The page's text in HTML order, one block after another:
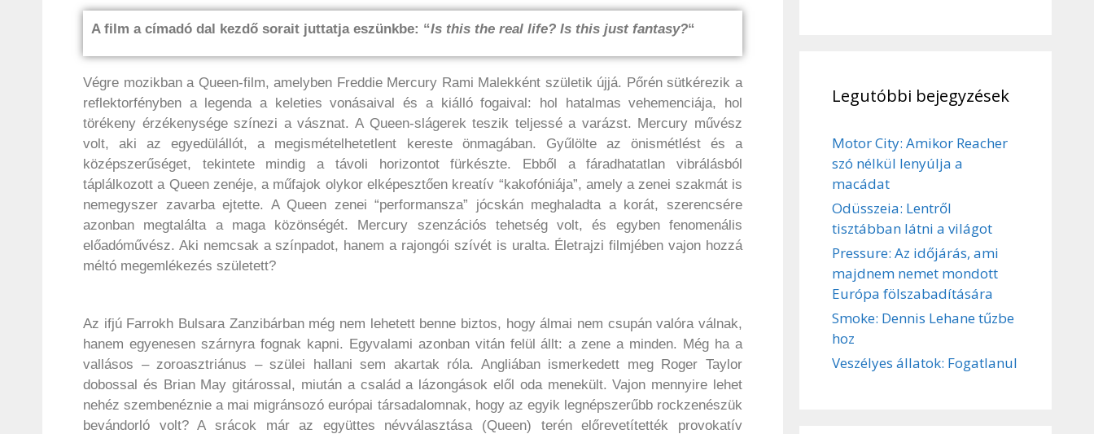
A film a címadó dal kezdő sorait juttatja eszünkbe: “Is this the real life? Is this just fantasy?“
Végre mozikban a Queen-film, amelyben Freddie Mercury Rami Malekként születik újjá. Pőrén sütkérezik a
reflektorfényben a legenda a keleties vonásaival és a kiálló fogaival: hol hatalmas vehemenciája, hol
törékeny érzékenysége színezi a vásznat. A Queen-slágerek teszik teljessé a varázst. Mercury művész
volt, aki az egyedülállót, a megismételhetetlent kereste önmagában. Gyűlölte az önismétlést és a
középszerűséget, tekintete mindig a távoli horizontot fürkészte. Ebből a fáradhatatlan vibrálásból
táplálkozott a Queen zenéje, a műfajok olykor elképesztően kreatív “kakofóniája”, amely a zenei szakmát is
nemegyszer zavarba ejtette. A Queen zenei “performansza” jócskán meghaladta a korát, szerencsére
azonban megtalálta a maga közönségét. Mercury szenzációs tehetség volt, és egyben fenomenális
előadóművész. Aki nemcsak a színpadot, hanem a rajongói szívét is uralta. Életrajzi filmjében vajon hozzá
méltó megemlékezés született?
Az ifjú Farrokh Bulsara Zanzibárban még nem lehetett benne biztos, hogy álmai nem csupán valóra válnak,
hanem egyenesen szárnyra fognak kapni. Egyvalami azonban vitán felül állt: a zene a minden. Még ha a
vallásos – zoroasztriánus – szülei hallani sem akartak róla. Angliában ismerkedett meg Roger Taylor
dobossal és Brian May gitárossal, miután a család a lázongások elől oda menekült. Vajon mennyire lehet
nehéz szembenéznie a mai migránsozó európai társadalomnak, hogy az egyik legnépszerűbb rockzenészük
bevándorló volt? A srácok már az együttes névválasztása (Queen) terén előrevetítették provokatív
Legutóbbi bejegyzések
Motor City: Amikor Reacher
szó nélkül lenyúlja a
macádat
Odüsszeia: Lentről
tisztábban látni a világot
Pressure: Az időjárás, ami
majdnem nemet mondott
Európa fölszabadítására
Smoke: Dennis Lehane tűzbe
hoz
Veszélyes állatok: Fogatlanul